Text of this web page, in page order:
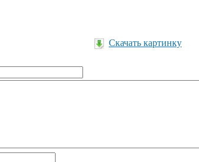
Скачать картинку